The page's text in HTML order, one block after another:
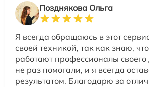
Позднякова Ольга
Я всегда обращаюсь в этот
своей техникой, так как знаю,
работают профессионалы
не раз помогали, и я всегда
результатом. Благодарю за